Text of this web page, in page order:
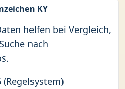
KY
helfen bei Vergleich,
nach